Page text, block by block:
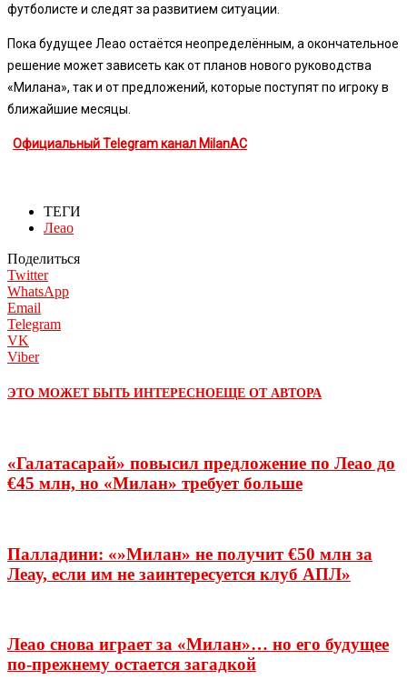
футболисте и следят за развитием ситуации.
Пока будущее Леао остаётся неопределённым, а окончательное
решение может зависеть как от планов нового руководства
«Милана», так и от предложений, которые поступят по игроку в
ближайшие месяцы.
Официальный Telegram канал MilanAC
ТЕГИ
Леао
Поделиться
Twitter
WhatsApp
Email
Telegram
VK
Viber
ЭТО МОЖЕТ БЫТЬ ИНТЕРЕСНОЕЩЕ ОТ АВТОРА
«Галатасарай» повысил предложение по Леао до
€45 млн, но «Милан» требует больше
Палладини: «»Милан» не получит €50 млн за
Леау, если им не заинтересуется клуб АПЛ»
Леао снова играет за «Милан»… но его будущее
по-прежнему остается загадкой